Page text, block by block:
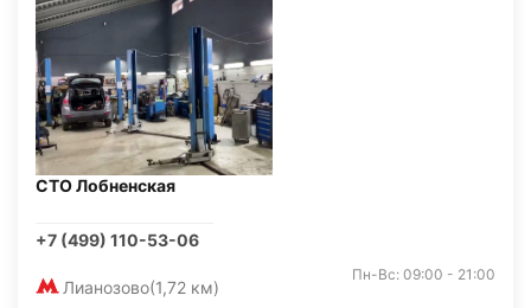
СТО Лобненская
+7 (499) 110-53-06
Лианозово(1,72 км)
Пн-Вс: 09:00 - 21:00